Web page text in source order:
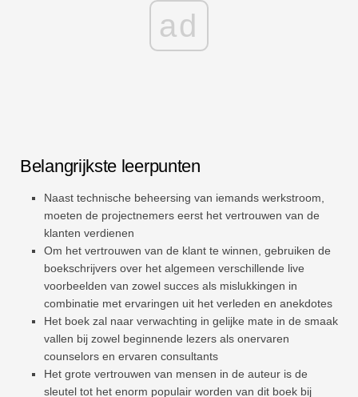
ad
Belangrijkste leerpunten
Naast technische beheersing van iemands werkstroom,
moeten de projectnemers eerst het vertrouwen van de
klanten verdienen
Om het vertrouwen van de klant te winnen, gebruiken de
boekschrijvers over het algemeen verschillende live
voorbeelden van zowel succes als mislukkingen in
combinatie met ervaringen uit het verleden en anekdotes
Het boek zal naar verwachting in gelijke mate in de smaak
vallen bij zowel beginnende lezers als onervaren
counselors en ervaren consultants
Het grote vertrouwen van mensen in de auteur is de
sleutel tot het enorm populair worden van dit boek bij